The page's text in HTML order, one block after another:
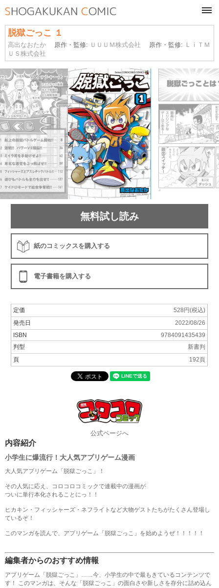
脱獄ごっこ １
高出なおたか 原作・監修: ＵＵＵＭ株式会社 原作・監修: ＬｉＴＭ
ＵＳ株式会社
無料試し読み
紙のコミックスを購入する
電子書籍を購入する
定価
528円(税込)
発売日
2022/08/26
ISBN
9784091435439
判型
新書判
頁
192頁
公式ページへ
内容紹介
小学生に爆流行！大人気アプリゲーム漫画
大人気アプリゲーム「脱獄ごっこ」！
その人気に応え、コロコロコミックで連載中の漫画が
ついに単行本化されることにっ！！
ヒカキン・フィッシャーズ・ネフライトなど大物ゲストたちがたくさん登場し
ているぞ！
このマンガを読んで、アプリゲーム「脱獄ごっこ」を始めようぜ！！！！！
編集者からのおすすめ情報
アプリゲーム「脱獄ごっこ」……今、小学生の中で最もきているコンテンツで
す！ このマンガは、そんな「脱獄ごっこ」の面白さや新しさを存分に詰め込ん